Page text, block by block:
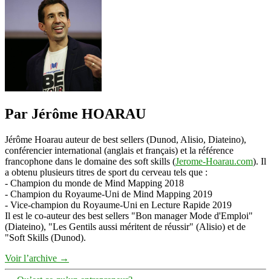
Par Jérôme HOARAU
Jérôme Hoarau auteur de best sellers (Dunod, Alisio, Diateino),
conférencier international (anglais et français) et la référence
francophone dans le domaine des soft skills (Jerome-Hoarau.com). Il
a obtenu plusieurs titres de sport du cerveau tels que :
- Champion du monde de Mind Mapping 2018
- Champion du Royaume-Uni de Mind Mapping 2019
- Vice-champion du Royaume-Uni en Lecture Rapide 2019
Il est le co-auteur des best sellers "Bon manager Mode d'Emploi"
(Diateino), "Les Gentils aussi méritent de réussir" (Alisio) et de
"Soft Skills (Dunod).
Voir l’archive →